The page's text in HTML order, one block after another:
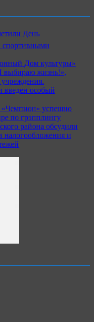
День
спортивными
Дом культуры»
выбираю жизнь!»,
особый
успешно
по грэпплингу
района обсудили
налогообложения и